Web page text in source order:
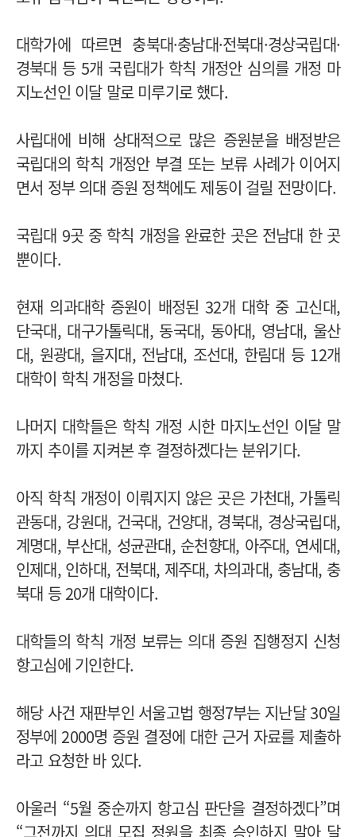
대학가에 따르면 충북대·충남대·전북대·경상국립대·
경북대 등 5개 국립대가 학칙 개정안 심의를 개정 마
지노선인 이달 말로 미루기로 했다.
사립대에 비해 상대적으로 많은 증원분을 배정받은
국립대의 학칙 개정안 부결 또는 보류 사례가 이어지
면서 정부 의대 증원 정책에도 제동이 걸릴 전망이다.
국립대 9곳 중 학칙 개정을 완료한 곳은 전남대 한 곳
뿐이다.
현재 의과대학 증원이 배정된 32개 대학 중 고신대,
단국대, 대구가톨릭대, 동국대, 동아대, 영남대, 울산
대, 원광대, 을지대, 전남대, 조선대, 한림대 등 12개
대학이 학칙 개정을 마쳤다.
나머지 대학들은 학칙 개정 시한 마지노선인 이달 말
까지 추이를 지켜본 후 결정하겠다는 분위기다.
아직 학칙 개정이 이뤄지지 않은 곳은 가천대, 가톨릭
관동대, 강원대, 건국대, 건양대, 경북대, 경상국립대,
계명대, 부산대, 성균관대, 순천향대, 아주대, 연세대,
인제대, 인하대, 전북대, 제주대, 차의과대, 충남대, 충
북대 등 20개 대학이다.
대학들의 학칙 개정 보류는 의대 증원 집행정지 신청
항고심에 기인한다.
해당 사건 재판부인 서울고법 행정7부는 지난달 30일
정부에 2000명 증원 결정에 대한 근거 자료를 제출하
라고 요청한 바 있다.
아울러 “5월 중순까지 항고심 판단을 결정하겠다”며
“그전까지 의대 모집 정원을 최종 승인하지 말아 달